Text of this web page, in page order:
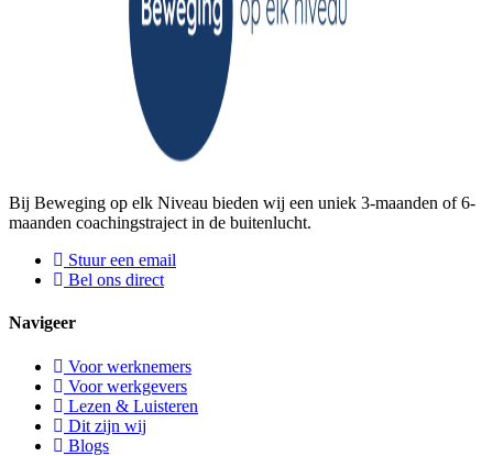
Bij Beweging op elk Niveau bieden wij een uniek 3-maanden of 6-
maanden coachingstraject in de buitenlucht.
Stuur een email
Bel ons direct
Navigeer
Voor werknemers
Voor werkgevers
Lezen & Luisteren
Dit zijn wij
Blogs